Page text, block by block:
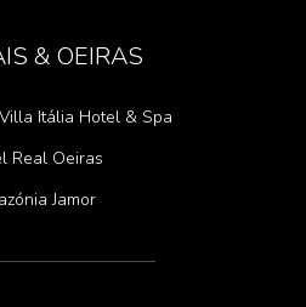
& OEIRAS
Itália Hotel & Spa
Real Oeiras
Jamor